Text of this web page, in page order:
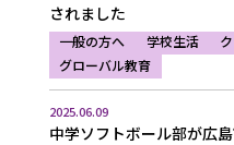
されました
一般の方へ 学校生活
グローバル教育
2025.06.09
中学ソフトボール部が広